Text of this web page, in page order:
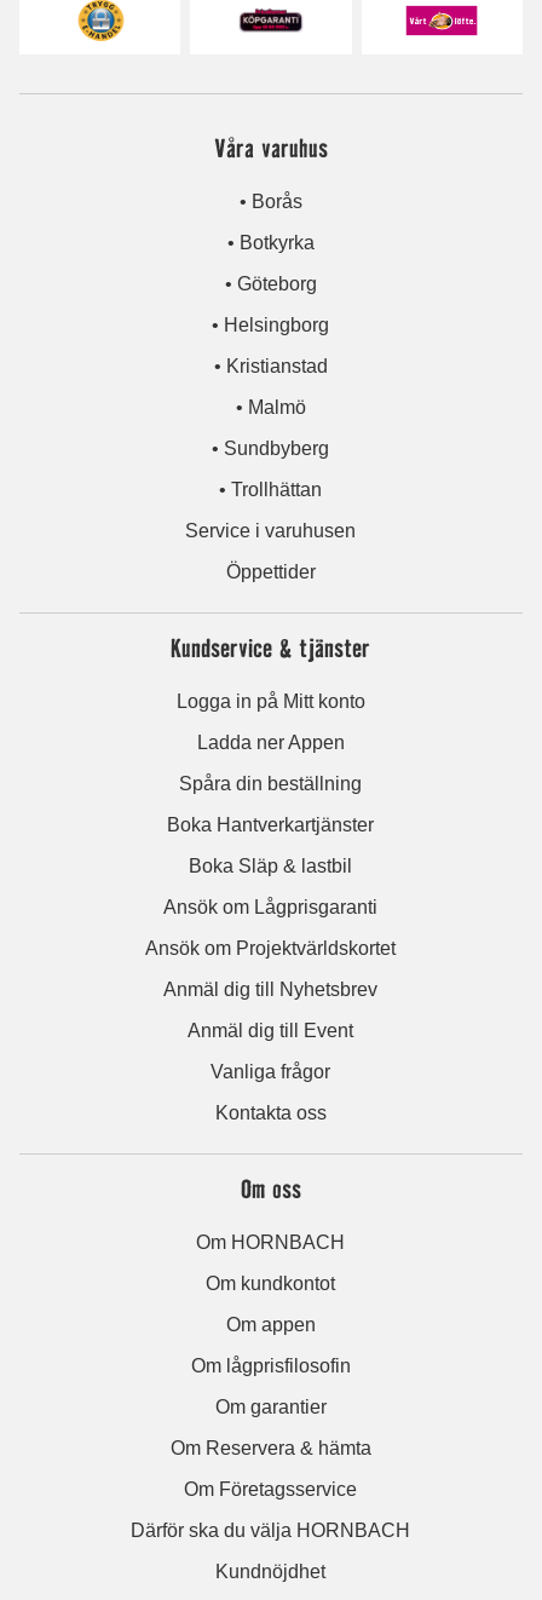
Våra varuhus
• Borås
• Botkyrka
• Göteborg
• Helsingborg
• Kristianstad
• Malmö
• Sundbyberg
• Trollhättan
Service i varuhusen
Öppettider
Kundservice & tjänster
Logga in på Mitt konto
Ladda ner Appen
Spåra din beställning
Boka Hantverkartjänster
Boka Släp & lastbil
Ansök om Lågprisgaranti
Ansök om Projektvärldskortet
Anmäl dig till Nyhetsbrev
Anmäl dig till Event
Vanliga frågor
Kontakta oss
Om oss
Om HORNBACH
Om kundkontot
Om appen
Om lågprisfilosofin
Om garantier
Om Reservera & hämta
Om Företagsservice
Därför ska du välja HORNBACH
Kundnöjdhet